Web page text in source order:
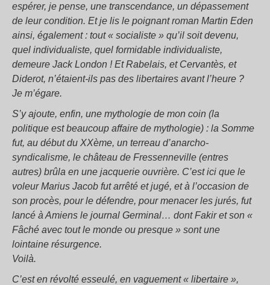
espérer, je pense, une transcendance, un dépassement
de leur condition. Et je lis le poignant roman Martin Eden
ainsi, également : tout « socialiste » qu’il soit devenu,
quel individualiste, quel formidable individualiste,
demeure Jack London ! Et Rabelais, et Cervantès, et
Diderot, n’étaient-ils pas des libertaires avant l’heure ?
Je m’égare.
S’y ajoute, enfin, une mythologie de mon coin (la
politique est beaucoup affaire de mythologie) : la Somme
fut, au début du XXème, un terreau d’anarcho-
syndicalisme, le château de Fressenneville (entres
autres) brûla en une jacquerie ouvrière. C’est ici que le
voleur Marius Jacob fut arrêté et jugé, et à l’occasion de
son procès, pour le défendre, pour menacer les jurés, fut
lancé à Amiens le journal Germinal… dont Fakir et son «
Fâché avec tout le monde ou presque » sont une
lointaine résurgence.
Voilà.
C’est en révolté esseulé, en vaguement « libertaire »,